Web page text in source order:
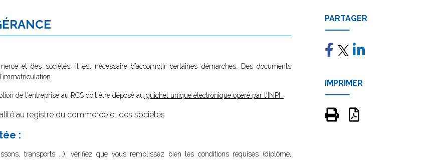
et des sociétés, il est nécessaire d’accomplir certaines démarches. Des documents
de l'entreprise au RCS doit être déposé au guichet unique électronique opéré par l'INPI
au registre du commerce et des sociétés
:
transports ...), vérifiez que vous remplissez bien les conditions requises (diplôme,
PARTAGER
IMPRIMER